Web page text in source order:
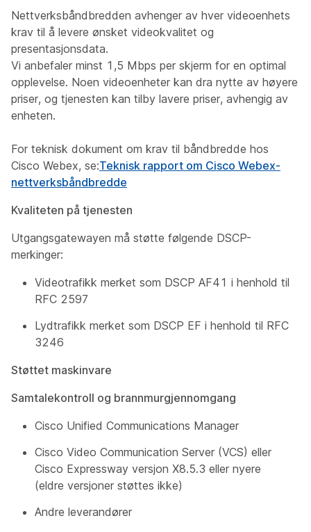
Nettverksbåndbredden avhenger av hver videoenhets
krav til å levere ønsket videokvalitet og
presentasjonsdata.
Vi anbefaler minst 1,5 Mbps per skjerm for en optimal
opplevelse. Noen videoenheter kan dra nytte av høyere
priser, og tjenesten kan tilby lavere priser, avhengig av
enheten.
For teknisk dokument om krav til båndbredde hos
Cisco Webex, se:Teknisk rapport om Cisco Webex-
nettverksbåndbredde
Kvaliteten på tjenesten
Utgangsgatewayen må støtte følgende DSCP-
merkinger:
Videotrafikk merket som DSCP AF41 i henhold til
RFC 2597
Lydtrafikk merket som DSCP EF i henhold til RFC
3246
Støttet maskinvare
Samtalekontroll og brannmurgjennomgang
Cisco Unified Communications Manager
Cisco Video Communication Server (VCS) eller
Cisco Expressway versjon X8.5.3 eller nyere
(eldre versjoner støttes ikke)
Andre leverandører